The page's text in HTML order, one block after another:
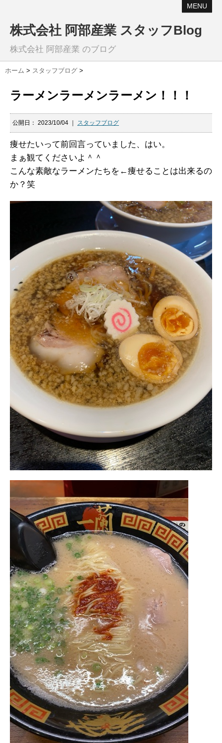
MENU
株式会社 阿部産業 スタッフBlog
株式会社 阿部産業 のブログ
ホーム > スタッフブログ >
ラーメンラーメンラーメン！！！
公開日： 2023/10/04 スタッフブログ
痩せたいって前回言っていました、はい。
まぁ観てくださいよ＾＾
こんな素敵なラーメンたちを←痩せることは出来るの
か？笑